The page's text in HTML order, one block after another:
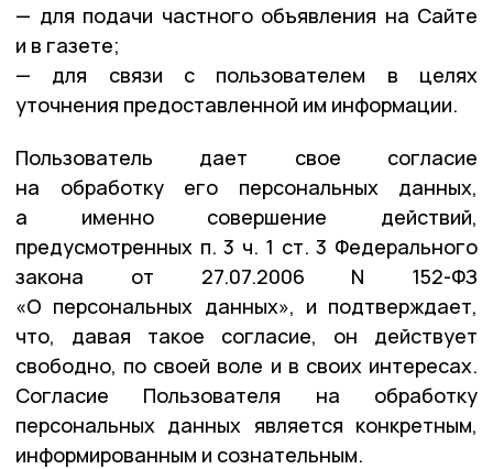
— для подачи частного объявления на Сайте
и в газете;
— для связи с пользователем в целях
уточнения предоставленной им информации.
Пользователь дает свое согласие
на обработку его персональных данных,
а именно совершение действий,
предусмотренных п. 3 ч. 1 ст. 3 Федерального
закона от 27.07.2006 N 152-ФЗ
«О персональных данных», и подтверждает,
что, давая такое согласие, он действует
свободно, по своей воле и в своих интересах.
Согласие Пользователя на обработку
персональных данных является конкретным,
информированным и сознательным.